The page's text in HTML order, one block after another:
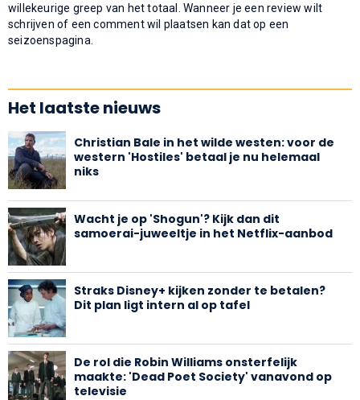
willekeurige greep van het totaal. Wanneer je een review wilt
schrijven of een comment wil plaatsen kan dat op een
seizoenspagina.
Het laatste nieuws
Christian Bale in het wilde westen: voor de
western 'Hostiles' betaal je nu helemaal
niks
Wacht je op 'Shogun'? Kijk dan dit
samoerai-juweeltje in het Netflix-aanbod
Straks Disney+ kijken zonder te betalen?
Dit plan ligt intern al op tafel
De rol die Robin Williams onsterfelijk
maakte: 'Dead Poet Society' vanavond op
televisie